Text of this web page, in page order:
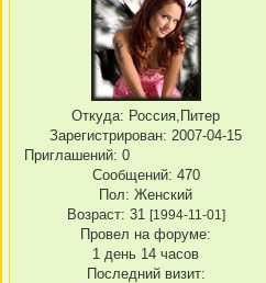
Откуда: Россия,Питер
Зарегистрирован: 2007-04-15
Приглашений: 0
Сообщений: 470
Пол: Женский
Возраст: 31 [1994-11-01]
Провел на форуме:
1 день 14 часов
Последний визит: